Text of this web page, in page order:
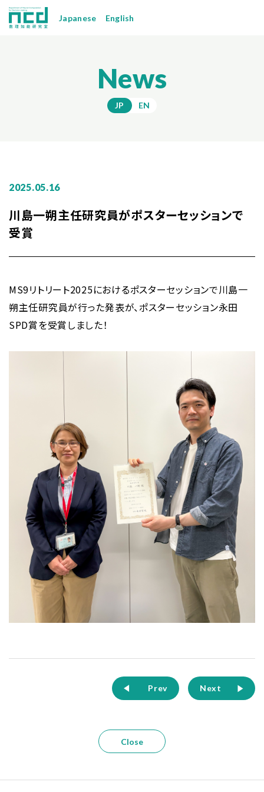
Japanese English
News
JP EN
2025.05.16
川島一朔主任研究員がポスターセッションで
受賞
MS9リトリート2025におけるポスターセッションで川島一
朔主任研究員が行った発表が、ポスターセッション永田
SPD賞を受賞しました！
Prev Next